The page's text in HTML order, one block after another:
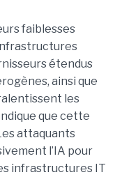
faiblesses
étendus
ainsi que
les
que cette
attaquants
l’IA pour
infrastructures IT